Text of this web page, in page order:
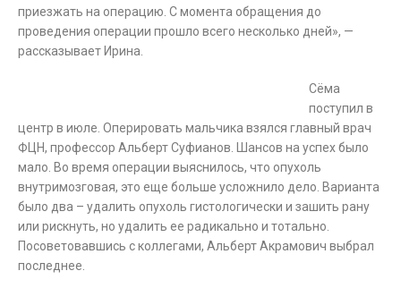
приезжать на операцию. С момента обращения до
проведения операции прошло всего несколько дней», —
рассказывает Ирина.
Сёма
поступил в
центр в июле. Оперировать мальчика взялся главный врач
ФЦН, профессор Альберт Суфианов. Шансов на успех было
мало. Во время операции выяснилось, что опухоль
внутримозговая, это еще больше усложнило дело. Варианта
было два – удалить опухоль гистологически и зашить рану
или рискнуть, но удалить ее радикально и тотально.
Посоветовавшись с коллегами, Альберт Акрамович выбрал
последнее.